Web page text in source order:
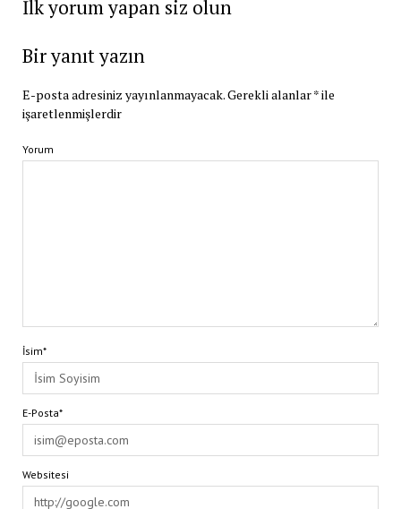
İlk yorum yapan siz olun
Bir yanıt yazın
E-posta adresiniz yayınlanmayacak.Gerekli alanlar*ile
işaretlenmişlerdir
Yorum
İsim*
E-Posta*
Websitesi